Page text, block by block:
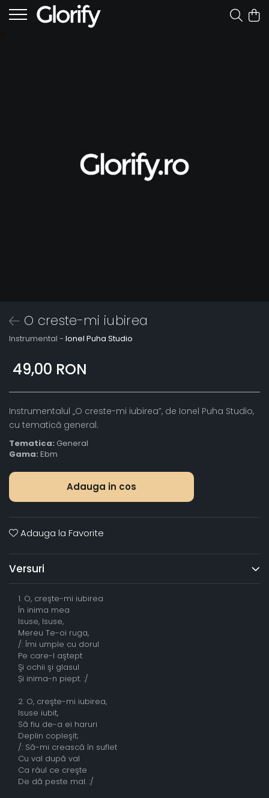
O creste-mi iubirea
Instrumental - Ionel Puha Studio
49,00 RON
Instrumentalul „O creste-mi iubirea”, de Ionel Puha Studio,
cu tematică general.
Tematica: General
Gama: Ebm
Adauga in cos
Adauga la Favorite
Versuri
1. O, creşte-mi iubirea
În inima mea
Isuse, Isuse,
Mereu Te-oi ruga,
/: Îmi umple cu dorul
Pe care-l aştept
Şi ochii şi glasul
Și inima-n piept. :/
2. O, creşte-mi iubirea,
Isuse iubit,
Să fiu de-a ei haruri
Deplin copleşit;
/: Să-mi crească în suflet
Cu val după val
Ca râul ce creşte
De dă peste mal. :/